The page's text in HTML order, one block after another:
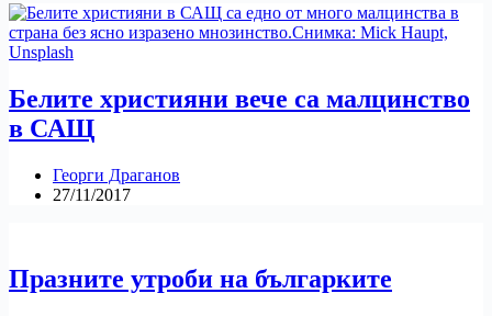
Белите християни вече са малцинство
в САЩ
Георги Драганов
27/11/2017
Празните утроби на българките